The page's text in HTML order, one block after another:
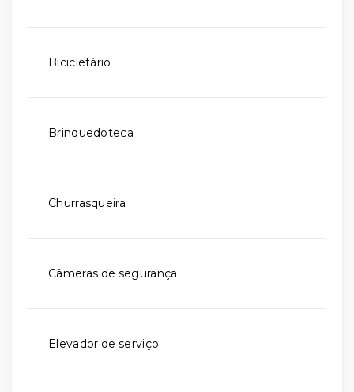
Bicicletário
Brinquedoteca
Churrasqueira
Câmeras de segurança
Elevador de serviço